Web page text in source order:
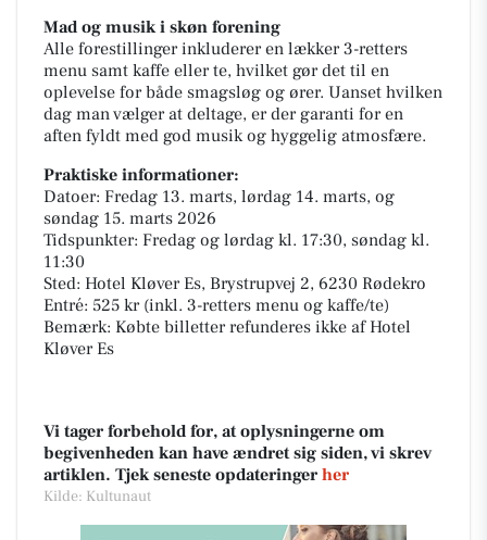
Mad og musik i skøn forening
Alle forestillinger inkluderer en lækker 3-retters
menu samt kaffe eller te, hvilket gør det til en
oplevelse for både smagsløg og ører. Uanset hvilken
dag man vælger at deltage, er der garanti for en
aften fyldt med god musik og hyggelig atmosfære.
Praktiske informationer:
Datoer: Fredag 13. marts, lørdag 14. marts, og
søndag 15. marts 2026
Tidspunkter: Fredag og lørdag kl. 17:30, søndag kl.
11:30
Sted: Hotel Kløver Es, Brystrupvej 2, 6230 Rødekro
Entré: 525 kr (inkl. 3-retters menu og kaffe/te)
Bemærk: Købte billetter refunderes ikke af Hotel
Kløver Es
Vi tager forbehold for, at oplysningerne om
begivenheden kan have ændret sig siden, vi skrev
artiklen. Tjek seneste opdateringer her
Kilde: Kultunaut